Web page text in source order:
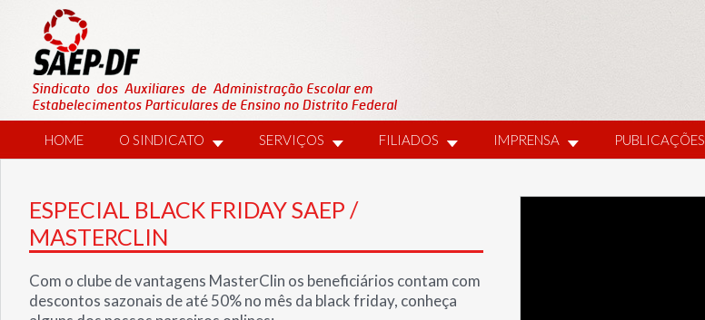
HOME O SINDICATO SERVIÇOS FILIADOS IMPRENSA PUBLICAÇÕES
ESPECIAL BLACK FRIDAY SAEP /
MASTERCLIN
Com o clube de vantagens MasterClin os beneficiários contam com
descontos sazonais de até 50% no mês da black friday, conheça